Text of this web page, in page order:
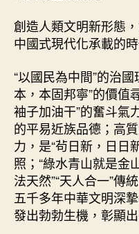
創造人類文明新形態
中國式現代化承載的
“以國民為中間”的治
本，本固邦寧”的價值
袖子加油干”的奮斗氣
的平易近族品德；高
力，是“茍日新，日日
照；“綠水青山就是金
法天然”“天人合一”
五千多年中華文明深
發出勃勃生機，彰顯